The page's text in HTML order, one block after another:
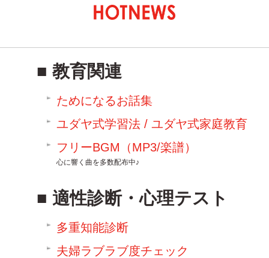
教育関連
ためになるお話集
ユダヤ式学習法 / ユダヤ式家庭教育
フリーBGM（MP3/楽譜）
心に響く曲を多数配布中♪
適性診断・心理テスト
多重知能診断
夫婦ラブラブ度チェック